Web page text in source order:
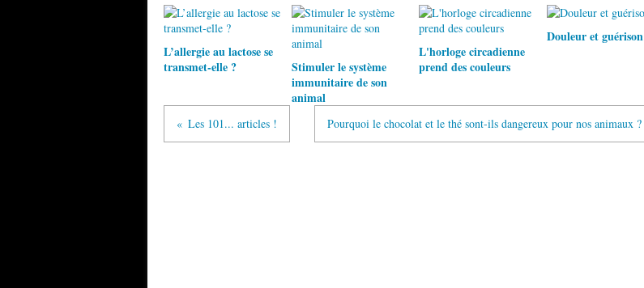
L’allergie au lactose se
transmet-elle ?
Stimuler le système
immunitaire de son
animal
L'horloge circadienne
prend des couleurs
Douleur et guérison
Les 101... articles ! Pourquoi le chocolat et le thé sont-ils dangereux pour nos animaux ?